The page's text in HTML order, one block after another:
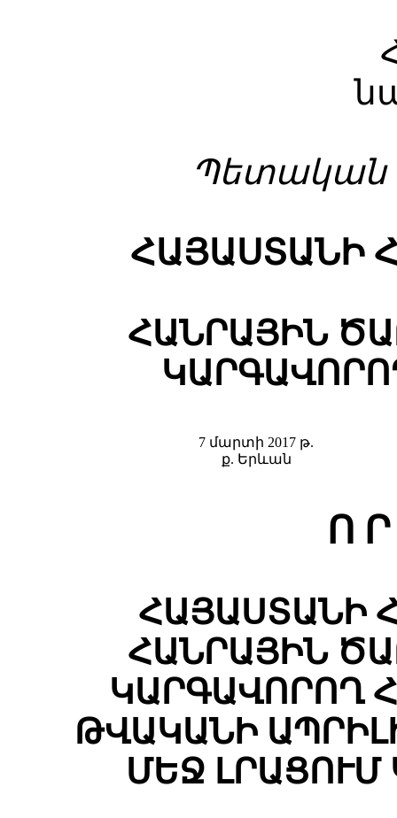
Պետական
ՀԱՅԱՍՏԱՆԻ
ՀԱՆՐԱՅԻՆ
7 մարտի 2017 թ.
ք. Երևան
Ո
ՀԱՅԱՍՏԱՆԻ
ՀԱՆՐԱՅԻՆ
ԿԱՐԳԱՎՈՐՈՂ
ԹՎԱԿԱՆԻ
ՄԵՋ ԼՐԱՑՈՒՄ